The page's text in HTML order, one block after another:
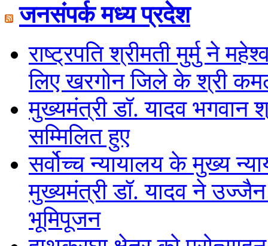
जनसंपर्क मध्य प्रदेश
राष्ट्रपति श्रीमती मुर्मु ने
लिए खरगोन जिले के श्री
मुख्यमंत्री डॉ. यादव भगवान
सम्मिलित हुए
सर्वोच्च न्यायालय के मुख्‍य
मुख्यमंत्री डॉ. यादव ने उज्जैन
भूमिपूजन